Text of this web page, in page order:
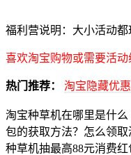
福利营说明：大小活动都
喜欢淘宝购物或需要活动
热门推荐： 淘宝隐藏优
淘宝种草机在哪里是什
包的获取方法？怎么领
种草机抽最高88元消费